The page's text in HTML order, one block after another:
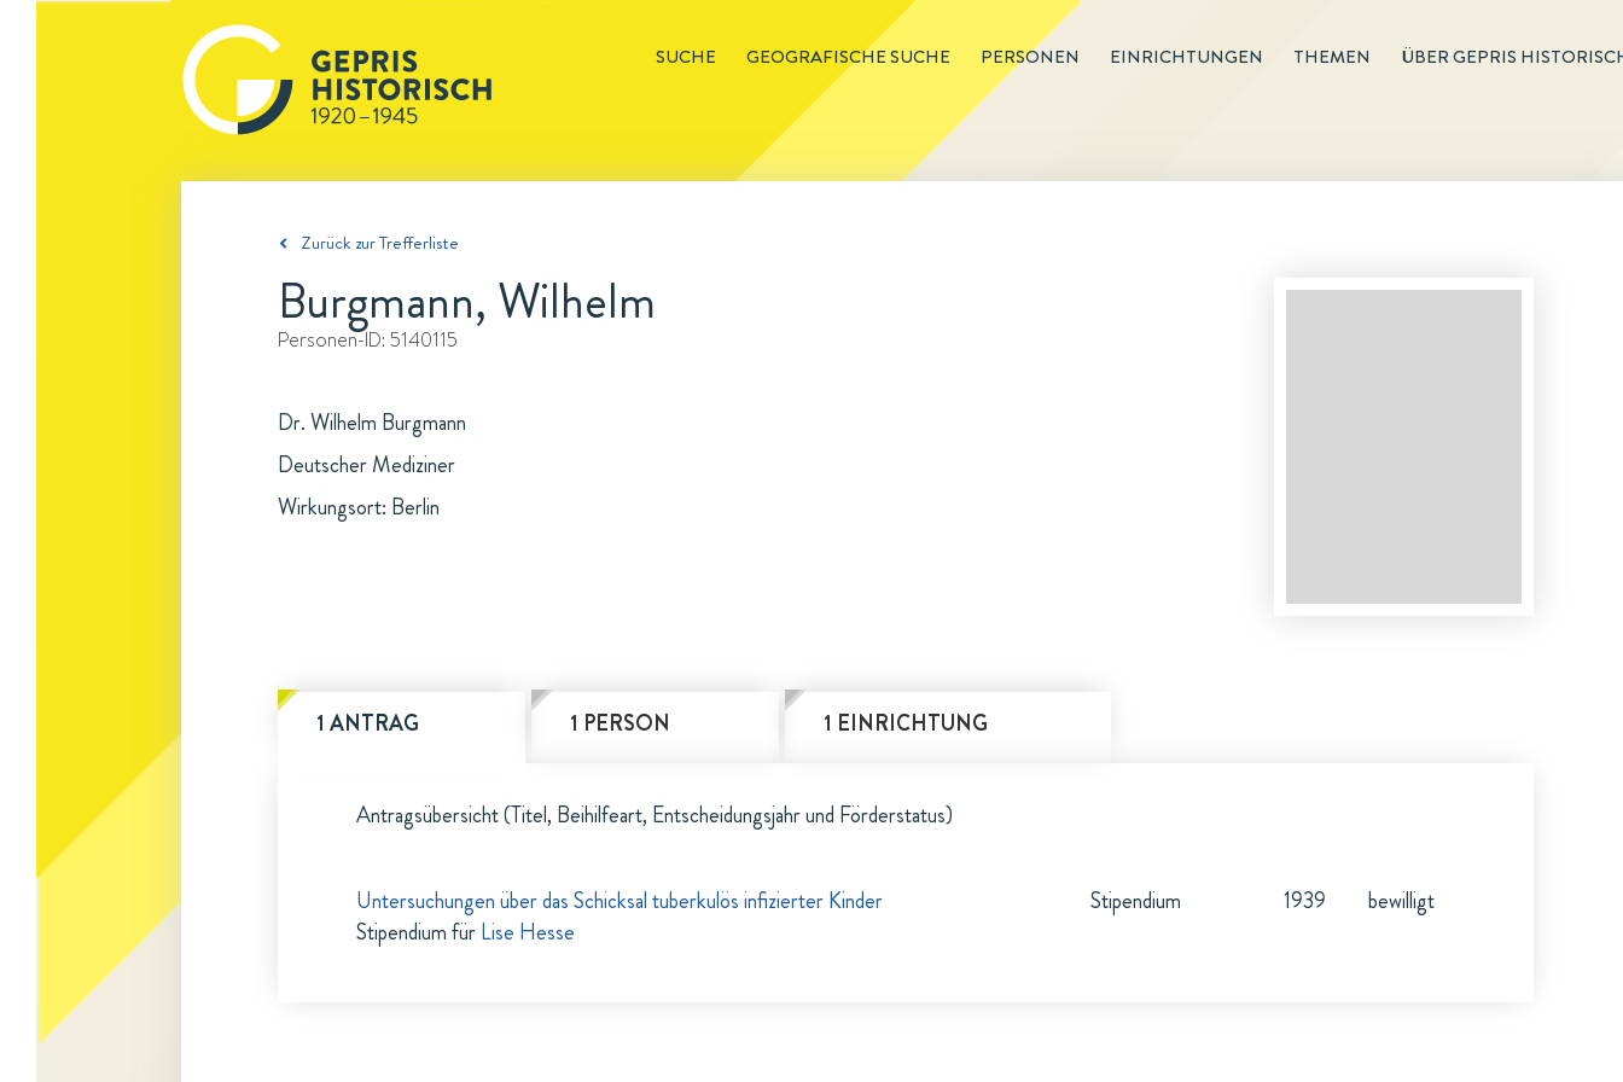
SUCHE GEOGRAFISCHE SUCHE PERSONEN EINRICHTUNGEN THEMEN ÜBER GEPRIS
Zurück zur Trefferliste
Burgmann, Wilhelm
Personen-ID: 5140115
Dr. Wilhelm Burgmann
Deutscher Mediziner
Wirkungsort: Berlin
1 ANTRAG 1 PERSON 1 EINRICHTUNG
Antragsübersicht (Titel, Beihilfeart, Entscheidungsjahr und Förderstatus)
Untersuchungen über das Schicksal tuberkulös infizierter Kinder
Stipendium fürLise Hesse
Stipendium 1939 bewilligt